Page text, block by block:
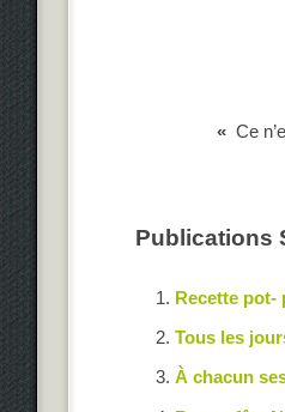
« Ce
Publications
Recette pot-
Tous les
À chacun